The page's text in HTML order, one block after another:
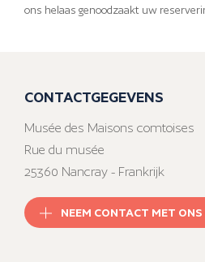
ons helaas genoodzaakt uw
CONTACTGEGEVENS
Musée des Maisons comtoises
Rue du musée
25360 Nancray - Frankrijk
NEEM CONTACT MET ONS